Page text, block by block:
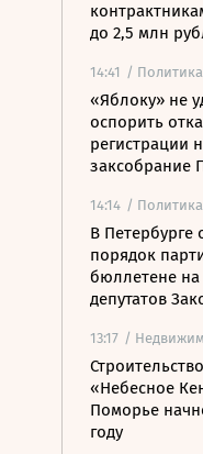
до 2,5 млн
14:41 / Политика
«Яблоку» не
оспорить
регистрации
заксобрание
14:14 / Политика
В Петербурге
порядок
бюллетене
депутатов
13:17 /
«Небесное
Поморье
году